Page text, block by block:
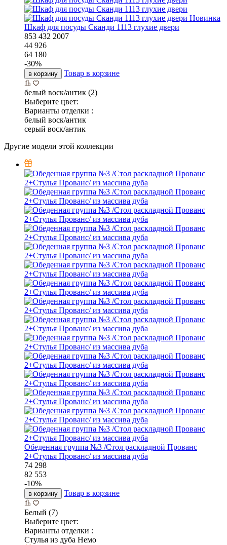
Новинка
Шкаф для посуды Сканди 1113 глухие двери
853 432 2007
44 926
64 180
-30%
в корзину Товар в корзине
белый воск/антик (2)
Выберите цвет:
Варианты отделки :
белый воск/антик
серый воск/антик
Другие модели этой коллекции
Обеденная группа №3 /Стол раскладной Прованс
2+Стулья Прованс/ из массива дуба
74 298
82 553
-10%
в корзину Товар в корзине
Белый (7)
Выберите цвет:
Варианты отделки :
Стулья из дуба Немо